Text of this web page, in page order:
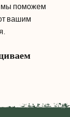
мы поможем
вашим